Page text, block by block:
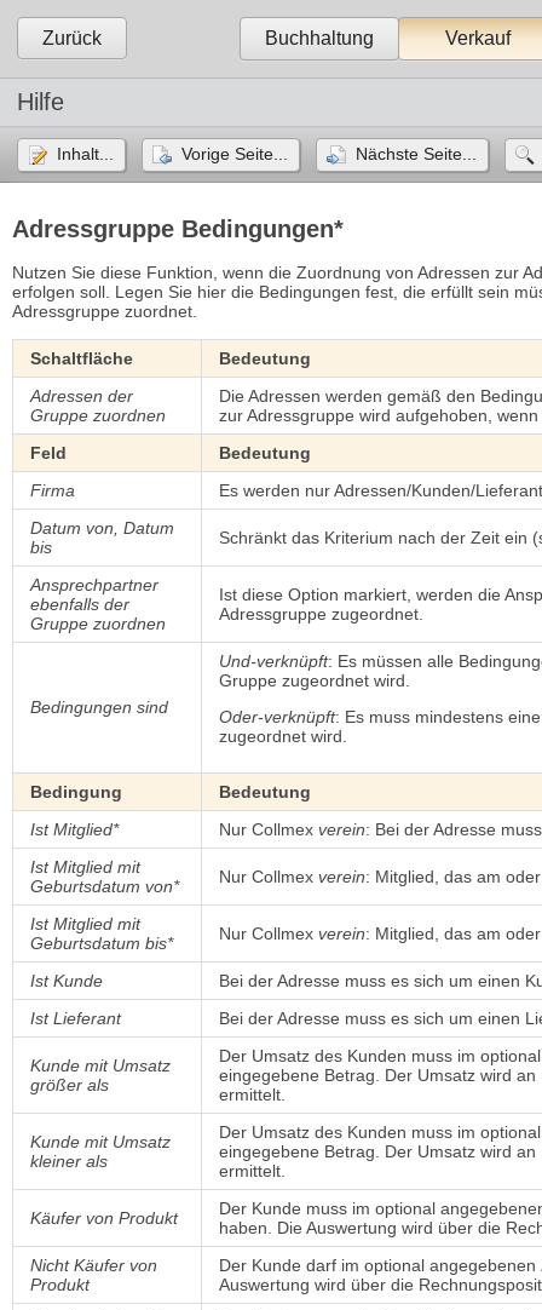
Zurück Buchhaltung Verkauf
Hilfe
Inhalt... Vorige Seite... Nächste Seite...
Adressgruppe Bedingungen*
Nutzen Sie diese Funktion, wenn die Zuordnung von Adressen zur
erfolgen soll. Legen Sie hier die Bedingungen fest, die erfüllt sein
Adressgruppe zuordnet.
Schaltfläche
Bedeutung
Adressen der
Gruppe zuordnen
Die Adressen werden gemäß den
zur Adressgruppe wird aufgehoben,
Feld
Bedeutung
Firma
Es werden nur Adressen/Kunden/
Datum von, Datum
bis
Schränkt das Kriterium nach der Zeit ein
Ansprechpartner
ebenfalls der
Gruppe zuordnen
Ist diese Option markiert, werden die
Adressgruppe zugeordnet.
Bedingungen sind
Und-verknüpft: Es müssen alle
Gruppe zugeordnet wird.
Oder-verknüpft: Es muss mindestens
zugeordnet wird.
Bedingung
Bedeutung
Ist Mitglied*
Nur Collmexverein: Bei der Adresse
Ist Mitglied mit
Geburtsdatum von*
Nur Collmexverein: Mitglied, das am
Ist Mitglied mit
Geburtsdatum bis*
Nur Collmexverein: Mitglied, das am
Ist Kunde
Bei der Adresse muss es sich um einen
Ist Lieferant
Bei der Adresse muss es sich um einen
Kunde mit Umsatz
größer als
Der Umsatz des Kunden muss im
eingegebene Betrag. Der Umsatz wird
ermittelt.
Kunde mit Umsatz
kleiner als
Der Umsatz des Kunden muss im
eingegebene Betrag. Der Umsatz wird
ermittelt.
Käufer von Produkt
Der Kunde muss im optional
haben. Die Auswertung wird über die
Nicht Käufer von
Produkt
Der Kunde darf im optional
Auswertung wird über die